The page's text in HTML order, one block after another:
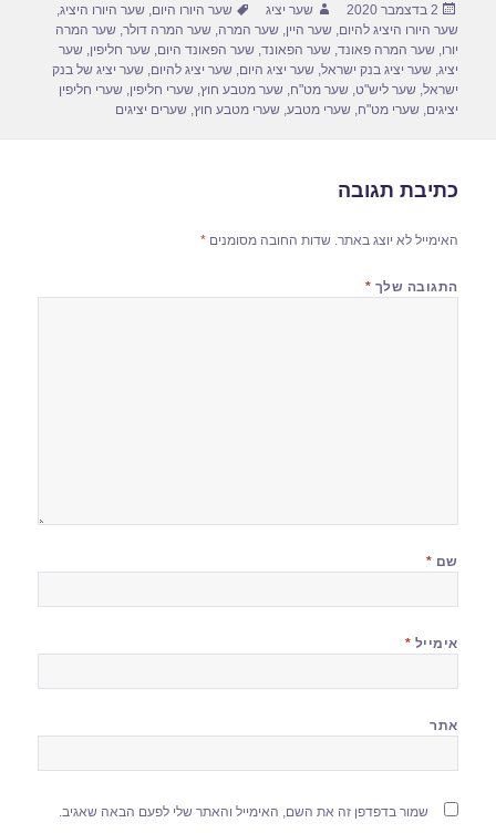
פורסם
בתאריך
2 בדצמבר 2020 מחבר
שער יציג תגיות
שער היורו היום,שער היורו היציג,
שער היורו היציג להיום,שער היין,שער המרה,שער המרה דולר,שער המרה
יורו,שער המרה פאונד,שער הפאונד,שער הפאונד היום,שער חליפין,שער
יציג,שער יציג בנק ישראל,שער יציג היום,שער יציג להיום,שער יציג של בנק
ישראל,שער ליש"ט,שער מט"ח,שער מטבע חוץ,שערי חליפין,שערי חליפין
יציגים,שערי מט"ח,שערי מטבע,שערי מטבע חוץ,שערים יציגים
כתיבת תגובה
האימייל לא יוצג באתר. שדות החובה מסומנים*
התגובה שלך *
שם *
אימייל *
אתר
שמור בדפדפן זה את השם, האימייל והאתר שלי לפעם הבאה שאגיב.